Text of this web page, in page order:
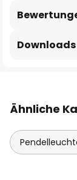
Downloads
Ähnliche